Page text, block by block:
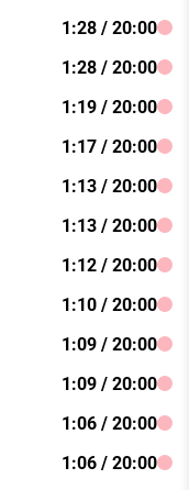
1:28 / 20:00
1:28 / 20:00
1:19 / 20:00
1:17 / 20:00
1:13 / 20:00
1:13 / 20:00
1:12 / 20:00
1:10 / 20:00
1:09 / 20:00
1:09 / 20:00
1:06 / 20:00
1:06 / 20:00